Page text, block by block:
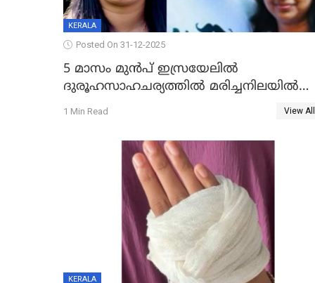
KERALA
Posted On 31-12-2025
5 മാസം മുൻപ് ഇസ്രയേലിൽ
ദുരൂഹസാഹചര്യത്തിൽ മരിച്ചനിലയിൽ
കണ്ടെത്തിയ മലയാളി യുവാവിന്റെ
1 Min Read View All
KERALA